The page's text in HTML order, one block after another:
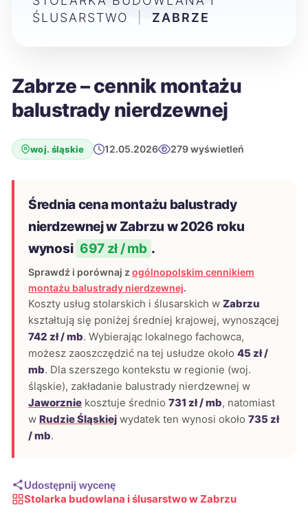
Zabrze – cennik montażu
balustrady nierdzewnej
woj. śląskie 12.05.2026 279 wyświetleń
Średnia cena montażu balustrady
nierdzewnej w Zabrzu w 2026 roku
wynosi 697 zł / mb .
Sprawdź i porównaj z ogólnopolskim cennikiem
montażu balustrady nierdzewnej.
Koszty usług stolarskich i ślusarskich w Zabrzu
kształtują się poniżej średniej krajowej, wynoszącej
742 zł / mb. Wybierając lokalnego fachowca,
możesz zaoszczędzić na tej usłudze około 45 zł /
mb. Dla szerszego kontekstu w regionie (woj.
śląskie), zakładanie balustrady nierdzewnej w
Jaworznie kosztuje średnio 731 zł / mb, natomiast
w Rudzie Śląskiej wydatek ten wynosi około 735 zł
/ mb.
Udostępnij wycenę
Stolarka budowlana i ślusarstwo w Zabrzu
ŚLUSARSTWO
ZABRZE